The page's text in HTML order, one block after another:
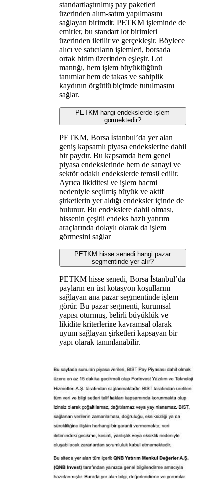
standartlaştırılmış pay paketleri
üzerinden alım-satım yapılmasını
sağlayan birimdir. PETKM işleminde de
emirler, bu standart lot birimleri
üzerinden iletilir ve gerçekleşir. Böylece
alıcı ve satıcıların işlemleri, borsada
ortak birim üzerinden eşleşir. Lot
mantığı, hem işlem büyüklüğünü
tanımlar hem de takas ve sahiplik
kaydının örgütlü biçimde tutulmasını
sağlar.
PETKM hangi endekslerde işlem
görmektedir?
PETKM, Borsa İstanbul’da yer alan
geniş kapsamlı piyasa endekslerine dahil
bir paydır. Bu kapsamda hem genel
piyasa endekslerinde hem de sanayi ve
sektör odaklı endekslerde temsil edilir.
Ayrıca likiditesi ve işlem hacmi
nedeniyle seçilmiş büyük ve aktif
şirketlerin yer aldığı endeksler içinde de
bulunur. Bu endekslere dahil olması,
hissenin çeşitli endeks bazlı yatırım
araçlarında dolaylı olarak da işlem
görmesini sağlar.
PETKM hisse senedi hangi pazar
segmentinde yer alır?
PETKM hisse senedi, Borsa İstanbul’da
payların en üst kotasyon koşullarını
sağlayan ana pazar segmentinde işlem
görür. Bu pazar segmenti, kurumsal
yapısı oturmuş, belirli büyüklük ve
likidite kriterlerine kavramsal olarak
uyum sağlayan şirketleri kapsayan bir
yapı olarak tanımlanabilir.